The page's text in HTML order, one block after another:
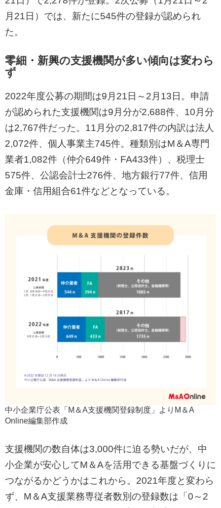
月21日）では、新たに545件の登録が認められ
た。
零細・新興の支援機関が多い傾向は変わら
ず
2022年度公募の期間は9月21日～2月13日。申請
が認められた支援機関は9月分が2,688件、10月分
は2,767件だった。11月分の2,817件の内訳は法人
2,072件、個人事業主745件。種類別はM＆A専門
業者1,082件（仲介649件・FA433件）、税理士
575件、公認会計士276件、地方銀行77件、信用
金庫・信用組合61件などとなっている。
中小企業庁公表「M＆A支援機関登録制度」よりM＆A
Online編集部作成
支援機関の数自体は3,000件に迫る勢いだが、中
小企業が安心してM＆Aを活用できる基盤づくりに
つながるかどうかはこれから。2021年度と変わら
ず、M＆A支援業務専従者数別の登録数は「0～2